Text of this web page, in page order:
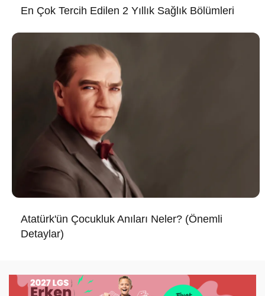
En Çok Tercih Edilen 2 Yıllık Sağlık Bölümleri
Atatürk'ün Çocukluk Anıları Neler? (Önemli
Detaylar)